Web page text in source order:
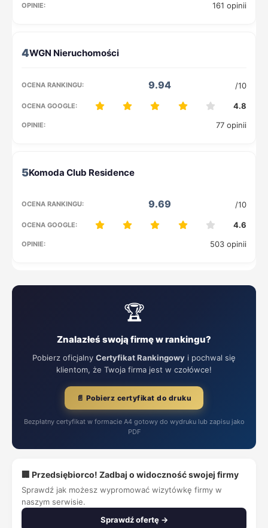
161 opinii
4
9.94 /10
4.8
77 opinii
5
9.69 /10
4.6
503 opinii
🏆
Znalazłeś swoją firmę w rankingu?
Pobierz oficjalny Certyfikat Rankingowy i pochwal się
klientom, że Twoja firma jest w czołówce!
📄 Pobierz certyfikat do druku
Bezpłatny certyfikat w formacie A4 gotowy do wydruku lub zapisu jako
PDF
🏢 Przedsiębiorco! Zadbaj o widoczność swojej firmy
Sprawdź jak możesz wypromować wizytówkę firmy w
naszym serwisie.
Sprawdź ofertę →